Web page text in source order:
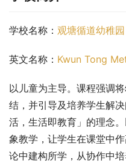
学校名称： 观塘循道幼稚园
英文名称： Kwun Tong
以儿童为主导。课程强调
结，并引导及培养学生解
活，生活即教育」的理念
象教学，让学生在课堂中
论中建构所学，从协作中